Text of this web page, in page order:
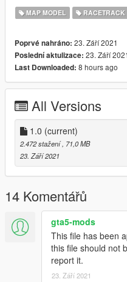
MAP MODEL RACETRACK
Poprvé nahráno: 23. Září 2021
Poslední aktulizace: 23. Září 2021
Last Downloaded: 8 hours ago
All Versions
1.0 (current)
2.472 stažení , 71,0 MB
23. Září 2021
14 Komentářů
gta5-mods
This file has been
this file should not
report it.
23. Září 2021